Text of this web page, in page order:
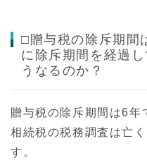
□贈与税の除斥期間
に除斥期間を経過
うなるのか？
贈与税の除斥期間は6年
相続税の税務調査は亡
す。